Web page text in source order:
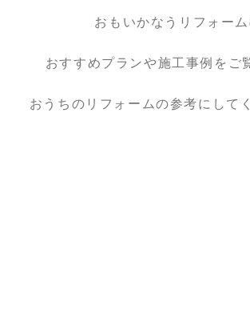
おもいかなうリフォー
おすすめプランや施工事例をご
おうちのリフォームの参考にして